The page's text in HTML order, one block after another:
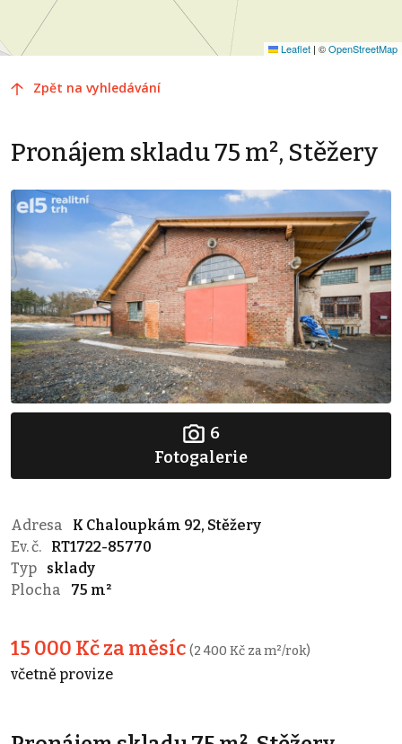
Leaflet | ©OpenStreetMap
Zpět na vyhledávání
Pronájem skladu 75 m², Stěžery
6
Fotogalerie
Adresa
K Chaloupkám 92, Stěžery
Ev. č.
RT1722-85770
Typ
sklady
Plocha
75 m²
15 000 Kč za měsíc (2 400 Kč za m²/rok)
včetně provize